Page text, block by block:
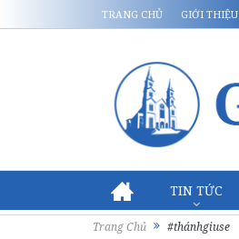
TRANG CHỦ GIỚI THIỆU
TIN TỨC
Trang Chủ #thánhgiuse